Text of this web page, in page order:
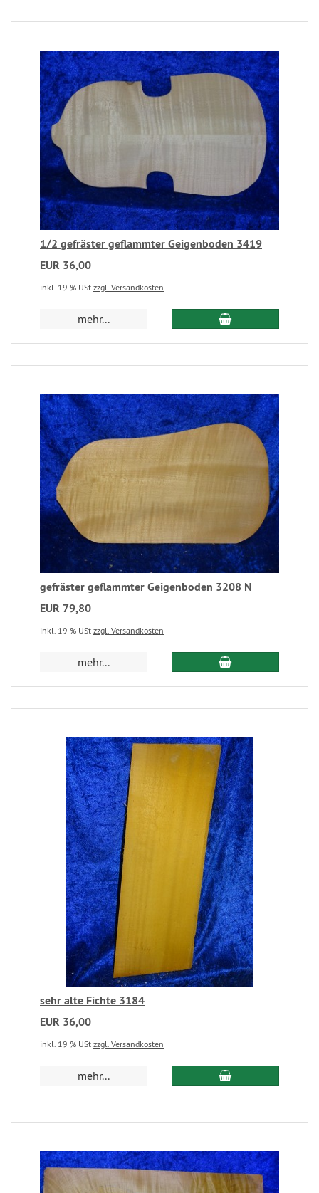
1/2 gefräster geflammter Geigenboden 3419
EUR 36,00
inkl. 19 % USt zzgl. Versandkosten
mehr...
gefräster geflammter Geigenboden 3208 N
EUR 79,80
inkl. 19 % USt zzgl. Versandkosten
mehr...
sehr alte Fichte 3184
EUR 36,00
inkl. 19 % USt zzgl. Versandkosten
mehr...